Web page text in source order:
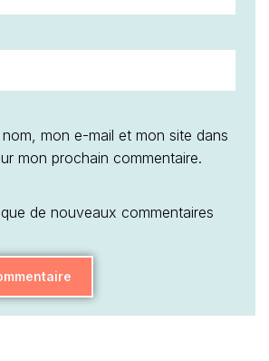
mon e-mail et mon site dans
mon prochain commentaire.
de nouveaux commentaires